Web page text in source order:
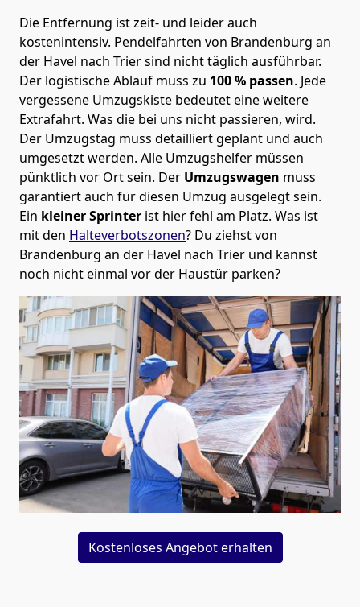
Die Entfernung ist zeit- und leider auch
kostenintensiv. Pendelfahrten von Brandenburg an
der Havel nach Trier sind nicht täglich ausführbar.
Der logistische Ablauf muss zu 100 % passen. Jede
vergessene Umzugskiste bedeutet eine weitere
Extrafahrt. Was die bei uns nicht passieren, wird.
Der Umzugstag muss detailliert geplant und auch
umgesetzt werden. Alle Umzugshelfer müssen
pünktlich vor Ort sein. Der Umzugswagen muss
garantiert auch für diesen Umzug ausgelegt sein.
Ein kleiner Sprinter ist hier fehl am Platz. Was ist
mit den Halteverbotszonen? Du ziehst von
Brandenburg an der Havel nach Trier und kannst
noch nicht einmal vor der Haustür parken?
Kostenloses Angebot erhalten